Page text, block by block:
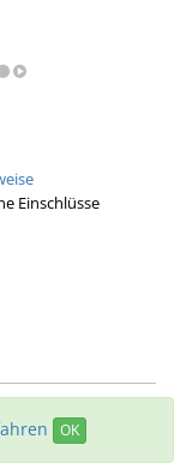
Einschlüsse
OK